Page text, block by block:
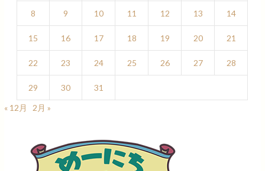
8 9 10 11 12 13 14
15 16 17 18 19 20 21
22 23 24 25 26 27 28
29 30
31
« 12月
2月 »